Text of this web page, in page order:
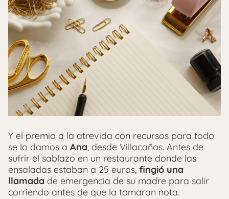
Y el premio a la atrevida con recursos para todo
se lo damos a Ana, desde Villacañas. Antes de
sufrir el sablazo en un restaurante donde las
ensaladas estaban a 25 euros, fingió una
llamada de emergencia de su madre para salir
corriendo antes de que la tomaran nota.